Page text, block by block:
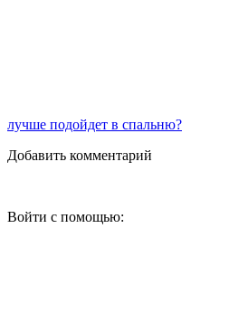
лучше подойдет в спальню?
Добавить комментарий
Войти с помощью: